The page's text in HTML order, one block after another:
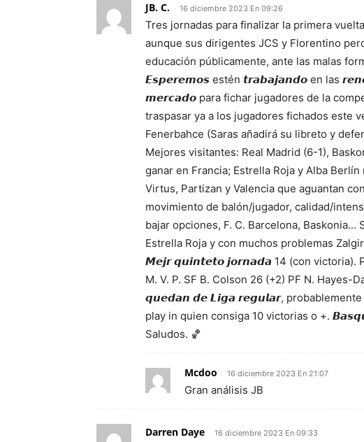
JB. C. 16 diciembre 2023 En 09:26
Tres jornadas para finalizar la primera
aunque sus dirigentes JCS y Florentino
educación públicamente, ante las malas
𝙀𝙨𝙥𝙚𝙧𝙚𝙢𝙤𝙨 estén 𝙩𝙧𝙖𝙗𝙖𝙟𝙖𝙣𝙙𝙤 en las
𝙢𝙚𝙧𝙘𝙖𝙙𝙤 para fichar jugadores de la
traspasar ya a los jugadores fichados este
Fenerbahce (Saras añadirá su libreto y
Mejores visitantes: Real Madrid (6-1),
ganar en Francia; Estrella Roja y Alba
Virtus, Partizan y Valencia que aguantan
movimiento de balón/jugador, calidad/
bajar opciones, F. C. Barcelona, Baskonia…
Estrella Roja y con muchos problemas
𝙈𝙚𝙟𝙧 𝙦𝙪𝙞𝙣𝙩𝙚𝙩𝙤 𝙟𝙤𝙧𝙣𝙖𝙙𝙖 14 (con victoria).
M. V. P. SF B. Colson 26 (+2) PF N.
𝙦𝙪𝙚𝙙𝙖𝙣 𝙙𝙚 𝙇𝙞𝙜𝙖 𝙧𝙚𝙜𝙪𝙡𝙖𝙧, probablemente
play in quien consiga 10 victorias o +.
Saludos. 🏀
Mcdoo 16 diciembre 2023 En 21:07
Gran análisis JB
Darren Daye 16 diciembre 2023 En 09:33